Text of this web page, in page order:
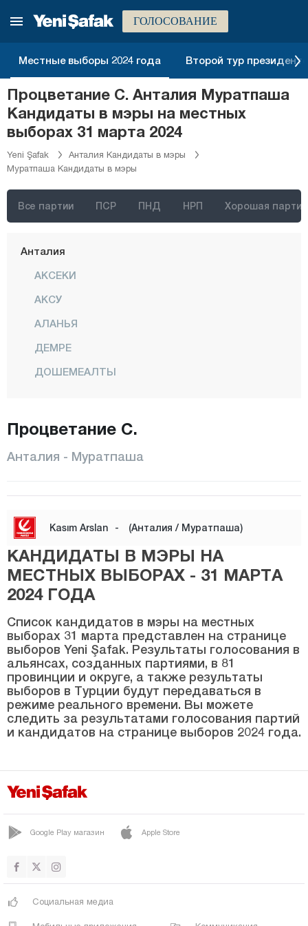
ГОЛОСОВАНИЕ
Местные выборы 2024 года Второй тур
Процветание С. Анталия Муратпаша
Кандидаты в мэры на местных
выборах 31 марта 2024
Yeni Şafak
Анталия Кандидаты в мэры
Муратпаша Кандидаты в мэры
Все партии ПСР ПНД НРП Хорошая партия
Стамбул
Измир
Адана
Адыяман
Афьонкарахисар
Агры
Амасья
Анталия
АКСЕКИ
АКСУ
АЛАНЬЯ
ДЕМРЕ
ДОШЕМЕАЛТЫ
ГЮНДОГМУШ
КАШ
КЕМЕР
КЕПЕЗ
КОНЯАЛТЫ
КУМЛУДЖА
МАНАВГАТ
МУРАТПАША
СЕРИК
Ардахан
Айдын
Балыкесир
Бартын
Батман
Байбурт
Биледжик
Процветание С.
Анталия - Муратпаша
Kasım Arslan - (Анталия / Муратпаша)
КАНДИДАТЫ В МЭРЫ НА
МЕСТНЫХ ВЫБОРАХ - 31 МАРТА
2024 ГОДА
Список кандидатов в мэры на местных
выборах 31 марта представлен на странице
выборов Yeni Şafak. Результаты голосования в
альянсах, созданных партиями, в 81
провинции и округе, а также результаты
выборов в Турции будут передаваться в
режиме реального времени. Вы можете
следить за результатами голосования партий
и кандидатов на странице выборов 2024 года.
Google Play магазин Apple Store
Социальная медиа